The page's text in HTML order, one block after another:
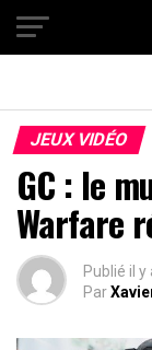
JEUX VIDÉO
GC : le
Warfare
Publié il y
Par